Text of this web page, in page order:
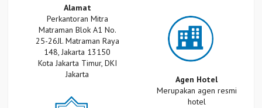
Alamat
Perkantoran Mitra
Matraman Blok A1 No.
25-26Jl. Matraman Raya
148, Jakarta 13150
Kota Jakarta Timur, DKI
Jakarta
Agen Hotel
Merupakan agen resmi
hotel